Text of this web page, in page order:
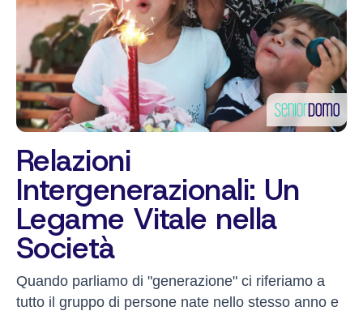
Relazioni
Intergenerazionali: Un
Legame Vitale nella
Società
Quando parliamo di "generazione" ci riferiamo a
tutto il gruppo di persone nate nello stesso anno e